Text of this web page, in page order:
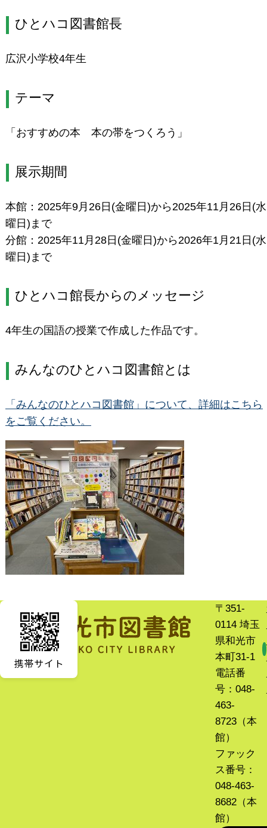
ひとハコ図書館長
広沢小学校4年生
テーマ
「おすすめの本 本の帯をつくろう」
展示期間
本館：2025年9月26日(金曜日)から2025年11月26日(水
曜日)まで
分館：2025年11月28日(金曜日)から2026年1月21日(水
曜日)まで
ひとハコ館長からのメッセージ
4年生の国語の授業で作成した作品です。
みんなのひとハコ図書館とは
「みんなのひとハコ図書館」について、詳細はこちら
をご覧ください。
〒351-
0114 埼玉
県和光市
本町31-1
電話番
号：048-
463-
8723（本
館）
ファック
ス番号：
048-463-
8682（本
館）